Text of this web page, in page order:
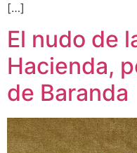
[…]
El nudo de
Hacienda,
de Baranda